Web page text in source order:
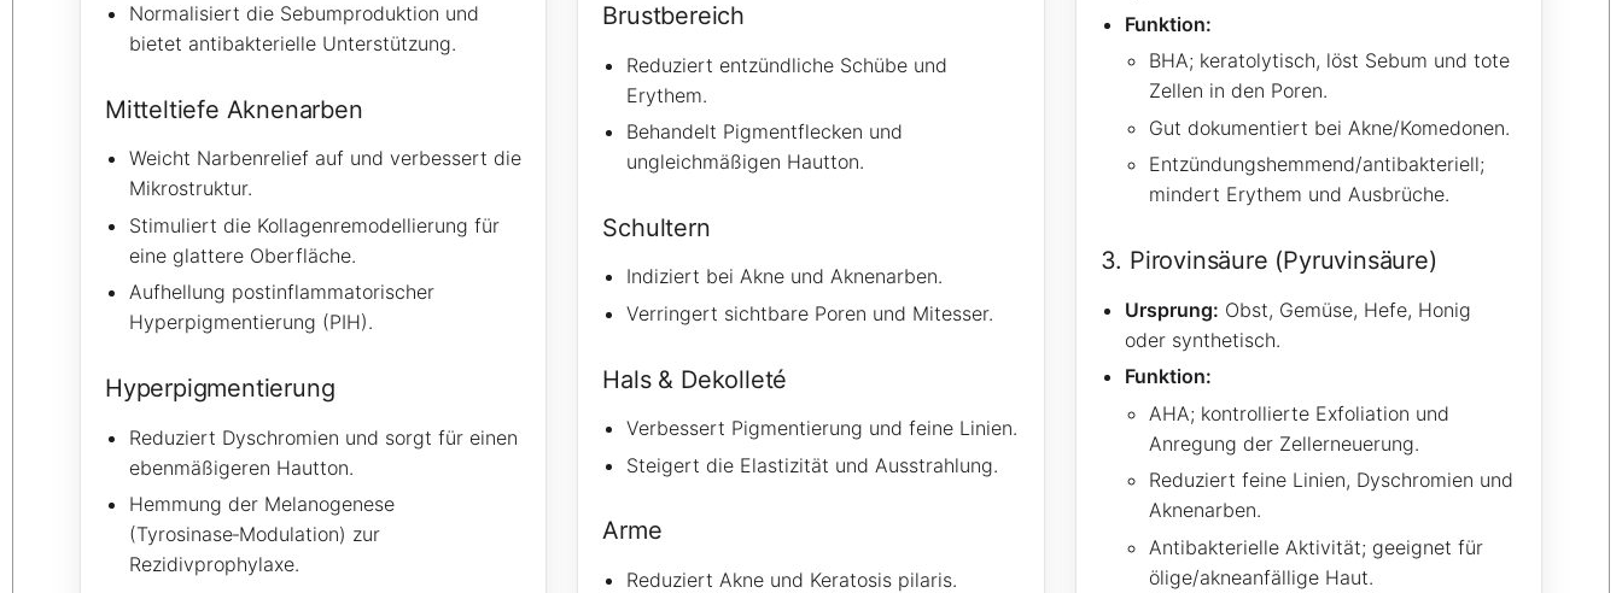
Normalisiert die Sebumproduktion und
bietet antibakterielle Unterstützung.
Mitteltiefe Aknenarben
Weicht Narbenrelief auf und verbessert die
Mikrostruktur.
Stimuliert die Kollagenremodellierung für
eine glattere Oberfläche.
Aufhellung postinflammatorischer
Hyperpigmentierung (PIH).
Hyperpigmentierung
Reduziert Dyschromien und sorgt für einen
ebenmäßigeren Hautton.
Hemmung der Melanogenese
(Tyrosinase‑Modulation) zur
Rezidivprophylaxe.
Brustbereich
Reduziert entzündliche Schübe und
Erythem.
Behandelt Pigmentflecken und
ungleichmäßigen Hautton.
Schultern
Indiziert bei Akne und Aknenarben.
Verringert sichtbare Poren und Mitesser.
Hals & Dekolleté
Verbessert Pigmentierung und feine Linien.
Steigert die Elastizität und Ausstrahlung.
Arme
Reduziert Akne und Keratosis pilaris.
Funktion:
BHA; keratolytisch, löst Sebum und tote
Zellen in den Poren.
Gut dokumentiert bei Akne/Komedonen.
Entzündungshemmend/antibakteriell;
mindert Erythem und Ausbrüche.
3. Pirovinsäure (Pyruvinsäure)
Ursprung: Obst, Gemüse, Hefe, Honig
oder synthetisch.
Funktion:
AHA; kontrollierte Exfoliation und
Anregung der Zellerneuerung.
Reduziert feine Linien, Dyschromien und
Aknenarben.
Antibakterielle Aktivität; geeignet für
ölige/akneanfällige Haut.